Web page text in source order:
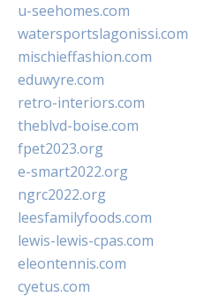
u-seehomes.com
watersportslagonissi.com
mischieffashion.com
eduwyre.com
retro-interiors.com
theblvd-boise.com
fpet2023.org
e-smart2022.org
ngrc2022.org
leesfamilyfoods.com
lewis-lewis-cpas.com
eleontennis.com
cyetus.com